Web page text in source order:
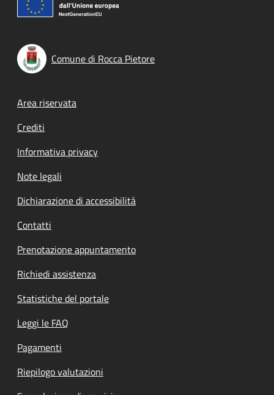
Comune di Rocca Pietore
Footer menu
Area riservata
Crediti
Informativa privacy
Note legali
Dichiarazione di accessibilità
Contatti
Prenotazione appuntamento
Richiedi assistenza
Statistiche del portale
Leggi le FAQ
Pagamenti
Riepilogo valutazioni